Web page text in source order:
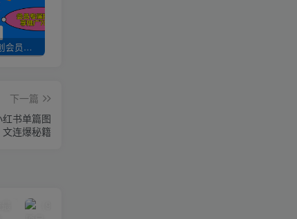
加入UU云网创会员，全站资源免费学习。
下一篇
书单篇图
文连爆秘籍